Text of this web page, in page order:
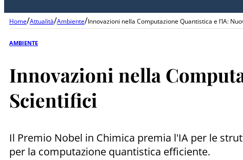
Home/Attualità/Ambiente/Innovazioni nella Computazione Quantistica e l’IA:
AMBIENTE
Innovazioni nella
Scientifici
Il Premio Nobel in Chimica premia l'IA per le
per la computazione quantistica efficiente.